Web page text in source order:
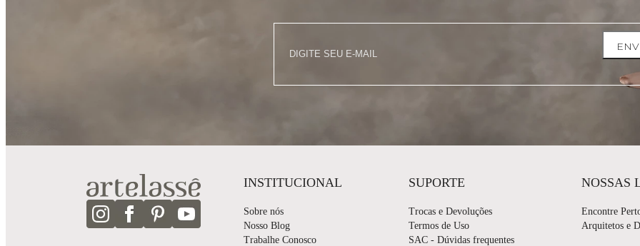
INSTITUCIONAL
Sobre nós
Nosso Blog
Trabalhe Conosco
SUPORTE
Trocas e Devoluções
Termos de Uso
SAC - Dúvidas frequentes
NOSSAS
Encontre
Arquitetos e